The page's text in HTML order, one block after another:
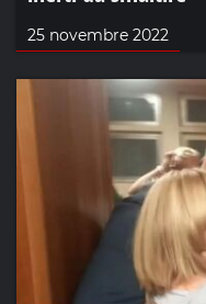
25 novembre 2022